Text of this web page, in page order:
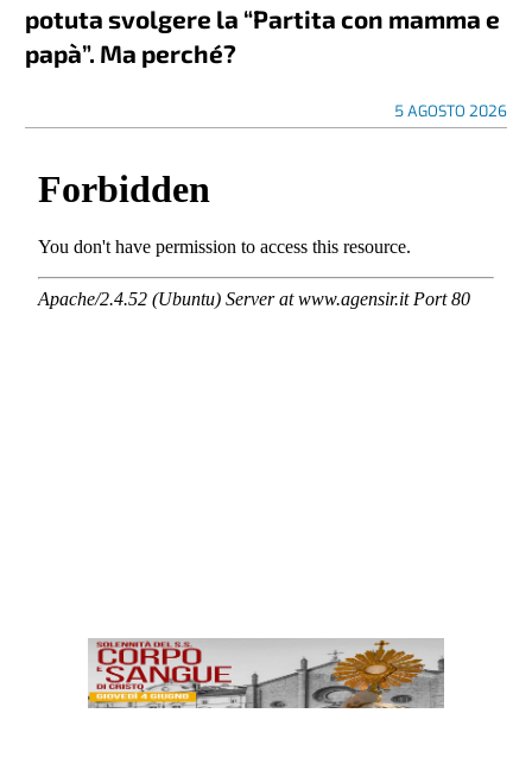
potuta svolgere la “Partita con mamma e
papà”. Ma perché?
5 AGOSTO 2026